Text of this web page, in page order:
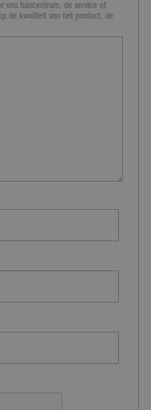
ons tuincentrum, de service of
de kwaliteit van het product, de